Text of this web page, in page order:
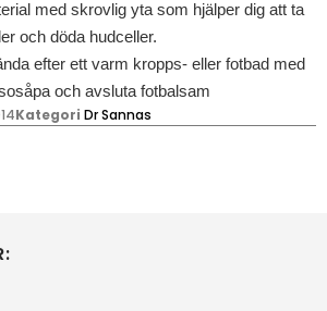
med skrovlig yta som hjälper dig att ta
och döda hudceller.
efter ett varm kropps- eller fotbad med
och avsluta fotbalsam
Kategori Dr Sannas